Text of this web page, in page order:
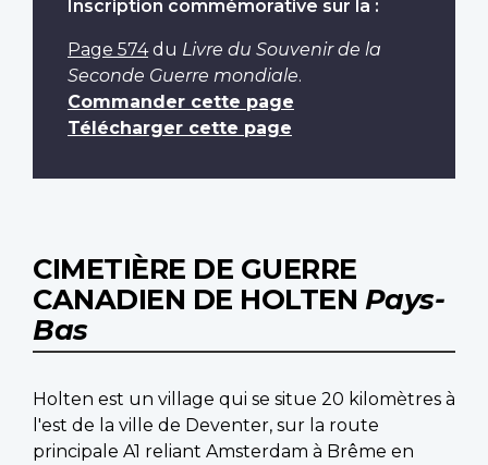
Inscription commémorative sur la :
Page 574du Livre du Souvenir de la
Seconde Guerre mondiale.
Commander cette page
Télécharger cette page
CIMETIÈRE DE GUERRE
CANADIEN DE HOLTEN Pays-
Bas
Holten est un village qui se situe 20 kilomètres à
l'est de la ville de Deventer, sur la route
principale A1 reliant Amsterdam à Brême en